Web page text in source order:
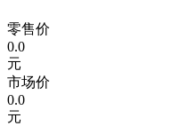
零售价
0.0
元
市场价
0.0
元